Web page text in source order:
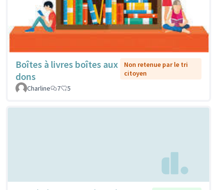
Boîtes à livres boîtes aux
dons
Non retenue par le tri
citoyen
Charline
7 5